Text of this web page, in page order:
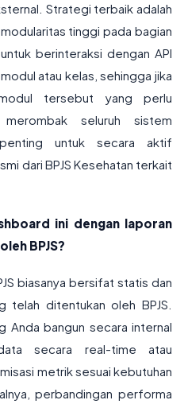
Strategi terbaik adalah
tinggi pada bagian
berinteraksi dengan API
atau kelas, sehingga jika
tersebut yang perlu
seluruh sistem
untuk secara aktif
dari BPJS Kesehatan terkait
ini dengan laporan
BPJS?
biasanya bersifat statis dan
ditentukan oleh BPJS.
Anda bangun secara internal
secara real-time atau
metrik sesuai kebutuhan
perbandingan performa